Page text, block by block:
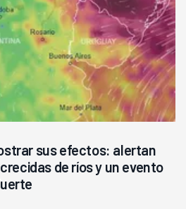
sus efectos: alertan
de ríos y un evento